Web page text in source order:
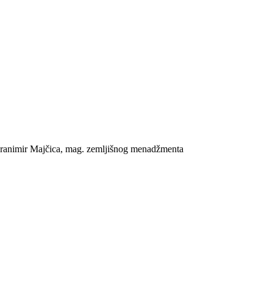
Majčica, mag. zemljišnog menadžmenta